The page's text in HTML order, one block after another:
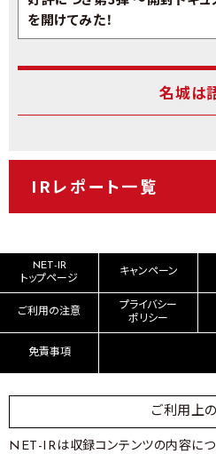
を開けてみた！
名城は
IRレポート一覧
NET-IR
トップページ
キャンペーン
ご利用の注意
プライバシー
ポリシー
免責事項
ご利用上
NET-IRは収録コンテンツの内容につ